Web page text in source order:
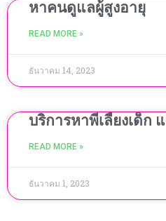
หาคนดูแลผู้สูงอายุ
READ MORE »
ธันวาคม 14, 2023
บริการหาพี่เลี้ยงเด็ก
READ MORE »
ธันวาคม 1, 2023